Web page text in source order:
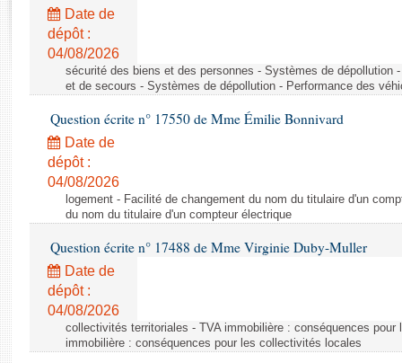
Rapports législatifs
Rapports sur l'application des lois
Baromètre de l’application des lois
Dossiers législatifs
Budget et sécurité sociale
Questions écrites et orales
Comptes rendus des débats
Date de
dépôt :
04/08/2026
sécurité des biens et des personnes - Systèmes de dépollution
et de secours - Systèmes de dépollution - Performance des
Question écrite n° 17550 de Mme Émilie Bonnivard
Date de
dépôt :
04/08/2026
logement - Facilité de changement du nom du titulaire d'un
du nom du titulaire d'un compteur électrique
Question écrite n° 17488 de Mme Virginie Duby-Muller
Date de
dépôt :
04/08/2026
collectivités territoriales - TVA immobilière : conséquences
immobilière : conséquences pour les collectivités locales